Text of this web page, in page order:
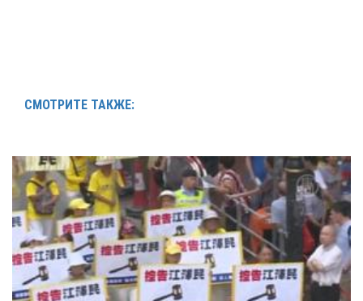
СМОТРИТЕ ТАКЖЕ: